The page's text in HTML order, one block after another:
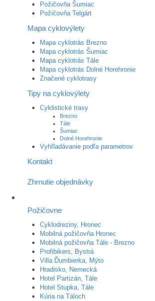
Požičovňa Šumiac
Požičovňa Telgárt
Mapa cyklovýlety
Mapa cyklotrás Brezno
Mapa cyklotrás Šumiac
Mapa cyklotrás Tále
Mapa cyklotrás Dolné Horehronie
Značené cyklotrasy
Tipy na cyklovýlety
Cyklistické trasy
Brezno
Tále
Šumiac
Dolné Horehronie
Vyhľladávanie podľa parametrov
Kontakt
Zhrnutie objednávky
Požičovne
Cyklodreziny, Hronec
Mobilná požičovňa Hronec
Mobilná požičovňa Tále - Brezno
Profibikers, Bystrá
Villa Ďumbierka, Mýto
Hradisko, Nemecká
Hotel Partizán, Tále
Hotel Stupka, Tále
Kúria na Táloch